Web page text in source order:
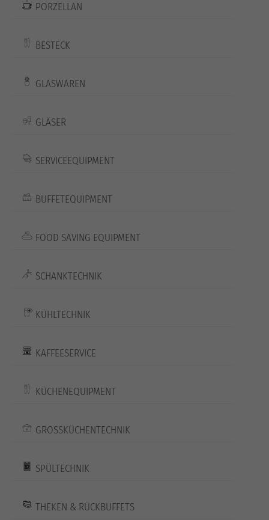
PORZELLAN
BESTECK
GLASWAREN
GLÄSER
SERVICEEQUIPMENT
BUFFETEQUIPMENT
FOOD SAVING EQUIPMENT
SCHANKTECHNIK
KÜHLTECHNIK
KAFFEESERVICE
KÜCHENEQUIPMENT
GROSSKÜCHENTECHNIK
SPÜLTECHNIK
THEKEN & RÜCKBUFFETS